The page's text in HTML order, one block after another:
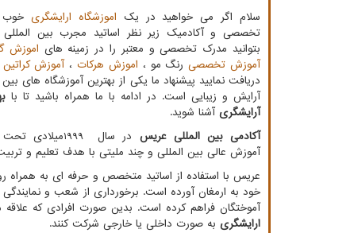
سلام اگر می خواهید در یک اموزشگاه ارایشگری خوب
تخصصی و آکادمیک زیر نظر اساتید مجرب بین
بتوانید مدرک تخصصی و معتبر را در زمینه های اموزش
آموزش تخصصیرنگ مو ، اموزش هرکات ، آموزش
دریافت نمایید پیشنهاد ما یکی از بهترین آموزشگاه های بین
آرایش و زیبایی است. در ادامه با ما همراه باشید تا با
آرایشگری آشنا شوید.
آکادمی بین المللی عریس در سال 1999میلادی
آموزش عالی بین المللی و چند ملیتی با هدف تعلیم و
عریس با استفاده از اساتید متخصص و حرفه ای به
آموختگان فراهم کرده است. بدین صورت افرادی که علاقه
ارایشگری به صورت داخلی یا خارجی شرکت کنند.